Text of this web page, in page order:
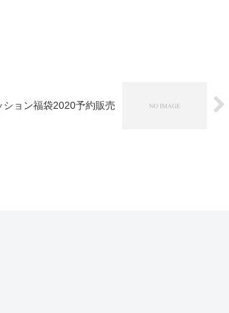
ョン福袋2020予約販売